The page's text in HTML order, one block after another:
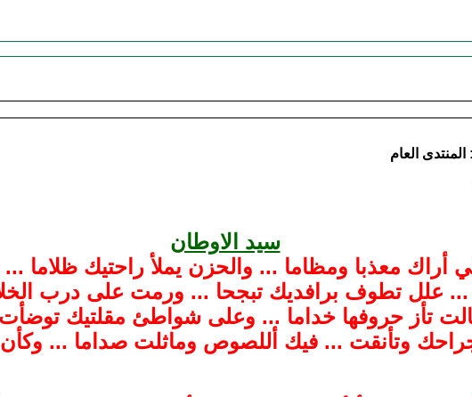
المنتدى العام
سيد الاوطان
أراك معذبا ومظاما ... والحزن يملأ راحتيك ظلاما
... علل تطوف برافديك تبجحا ... ورمت على درب
تأز حروفها خداما ... وعلى شواطئ مقلتيك توضأت
وتأنقت ... فيك أللصوص وماثلت صداما ...